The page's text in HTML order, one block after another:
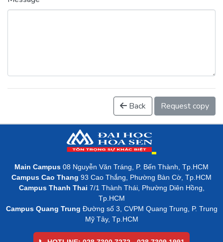
Back Request copy
Main Campus 08 Nguyễn Văn Tráng, P. Bến Thành, Tp.HCM
Campus Cao Thang 93 Cao Thắng, Phường Bàn Cờ, Tp.HCM
Campus Thanh Thai 7/1 Thành Thái, Phường Diên Hồng,
Tp.HCM
Campus Quang Trung Đường số 3, CVPM Quang Trung, P. Trung
Mỹ Tây, Tp.HCM